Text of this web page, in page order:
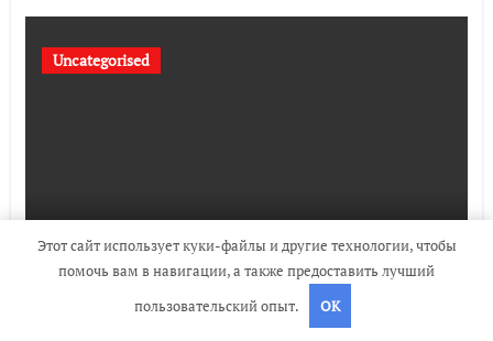
Uncategorised
Политов Владимир — узнайте все
о его биографии, возрасте и
Этот сайт использует куки-файлы и другие технологии, чтобы
помочь вам в навигации, а также предоставить лучший
пользовательский опыт.
OK